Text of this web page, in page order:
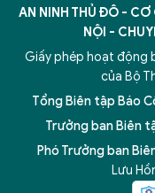
AN NINH THỦ ĐÔ - CƠ
NỘI -
Giấy phép hoạt động
của Bộ
Tổng Biên tập Báo
Trưởng ban Biên
Phó Trưởng ban
Lưu